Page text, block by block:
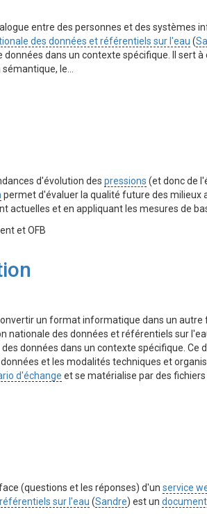
entre des personnes et des systèmes
des données et référentiels sur l'eau (
dans un contexte spécifique. Il sert à
le…
d'évolution des pressions (et donc de
permet d'évaluer la qualité future des milieux
actuelles et en appliquant les mesures de
et OFB
un format informatique dans un autre
nationale des données et référentiels sur
données dans un contexte spécifique. Ce
et les modalités techniques et
d'échange et se matérialise par des fichiers
(questions et les réponses) d'un service
sur l'eau (Sandre) est un